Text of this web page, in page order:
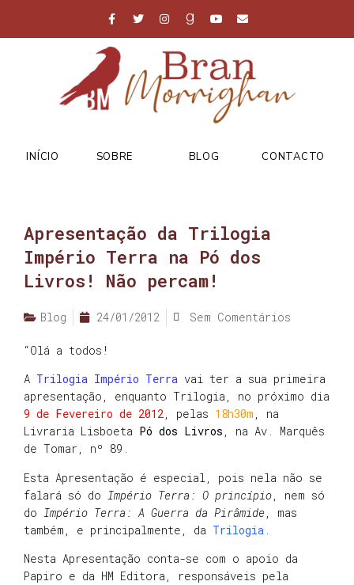
INÍCIO SOBRE BLOG CONTACTO
Apresentação da Trilogia
Império Terra na Pó dos
Livros! Não percam!
Blog 24/01/2012 Sem Comentários
“Olá a todos!
A Trilogia Império Terra vai ter a sua primeira
apresentação, enquanto Trilogia, no próximo dia
9 de Fevereiro de 2012, pelas 18h30m , na
Livraria Lisboeta Pó dos Livros , na Av. Marquês
de Tomar, nº 89.
Esta Apresentação é especial, pois nela não se
falará só do Império Terra: O princípio , nem só
do Império Terra: A Guerra da Pirâmide , mas
também, e principalmente, da Trilogia
Nesta Apresentação conta-se com o apoio da
Papiro e da HM Editora, responsáveis pela